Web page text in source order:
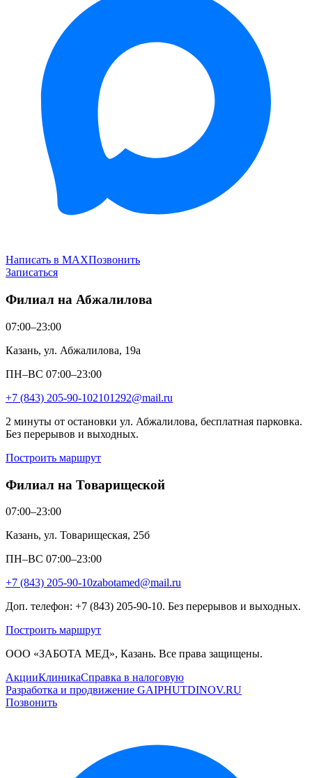
Написать в MAXПозвонить
Записаться
Филиал на Абжалилова
07:00–23:00
Казань, ул. Абжалилова, 19а
ПН–ВС 07:00–23:00
+7 (843) 205-90-102101292@mail.ru
2 минуты от остановки ул. Абжалилова, бесплатная парковка.
Без перерывов и выходных.
Построить маршрут
Филиал на Товарищеской
07:00–23:00
Казань, ул. Товарищеская, 25б
ПН–ВС 07:00–23:00
+7 (843) 205-90-10zabotamed@mail.ru
Доп. телефон: +7 (843) 205-90-10. Без перерывов и выходных.
Построить маршрут
ООО «ЗАБОТА МЕД», Казань. Все права защищены.
АкцииКлиникаСправка в налоговую
Разработка и продвижение GAIPHUTDINOV.RU
Позвонить